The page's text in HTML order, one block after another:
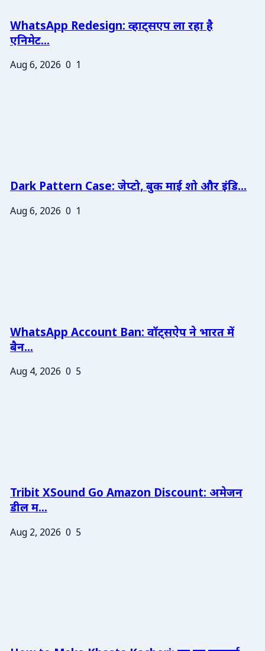
WhatsApp Redesign: व्हाट्सएप ला रहा है
एनिमेट...
Aug 6, 2026 0 1
Dark Pattern Case: जेप्टो, बुक माई शो और इंडि...
Aug 6, 2026 0 1
WhatsApp Account Ban: वॉट्सऐप ने भारत में
बैन...
Aug 4, 2026 0 5
Tribit XSound Go Amazon Discount: अमेजन
डील म...
Aug 2, 2026 0 5